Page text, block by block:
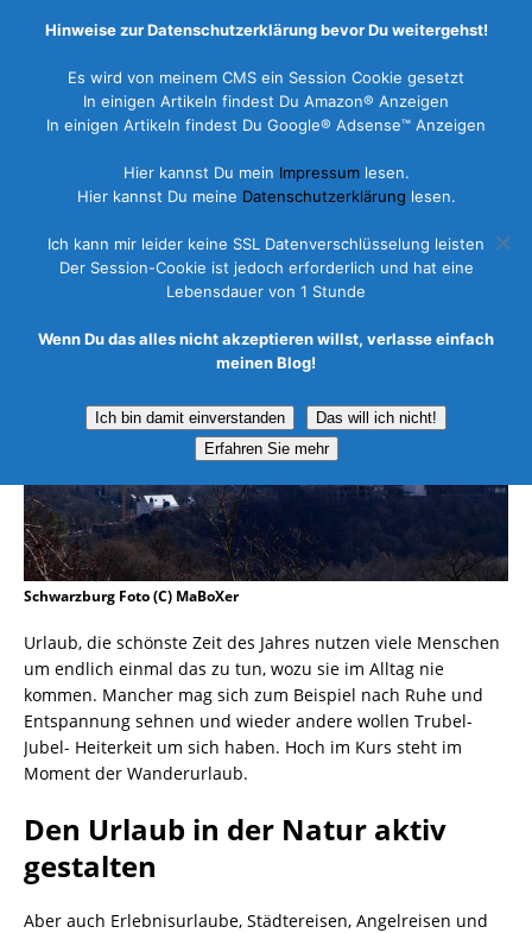
Wanderurlaub
Schwarzburg Foto (C) MaBoXer
Urlaub, die schönste Zeit des Jahres nutzen viele Menschen
um endlich einmal das zu tun, wozu sie im Alltag nie
kommen. Mancher mag sich zum Beispiel nach Ruhe und
Entspannung sehnen und wieder andere wollen Trubel-
Jubel- Heiterkeit um sich haben. Hoch im Kurs steht im
Moment der Wanderurlaub.
Den Urlaub in der Natur aktiv
gestalten
Aber auch Erlebnisurlaube, Städtereisen, Angelreisen und
Hinweise zur Datenschutzerklärung bevor Du weitergehst!
Es wird von meinem CMS ein Session Cookie gesetzt
In einigen Artikeln findest Du Amazon® Anzeigen
In einigen Artikeln findest Du Google® Adsense™ Anzeigen
Hier kannst Du mein Impressumlesen.
Hier kannst Du meine Datenschutzerklärung lesen.
Ich kann mir leider keine SSL Datenverschlüsselung leisten
Der Session-Cookie ist jedoch erforderlich und hat eine
Lebensdauer von 1 Stunde
Wenn Du das alles nicht akzeptieren willst, verlasse einfach
meinen Blog!
Ich bin damit einverstanden
Das will ich nicht!
Erfahren Sie mehr